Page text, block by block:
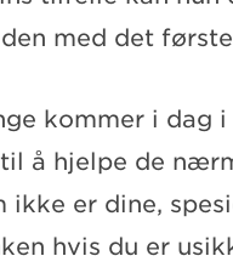
med det
kommer i dag
å hjelpe de
ikke er dine,
hvis du er